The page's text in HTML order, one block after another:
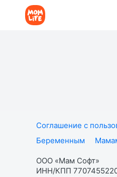
Соглашение с
Беременным
ООО «Мам Софт»
ИНН/КПП 7707455220